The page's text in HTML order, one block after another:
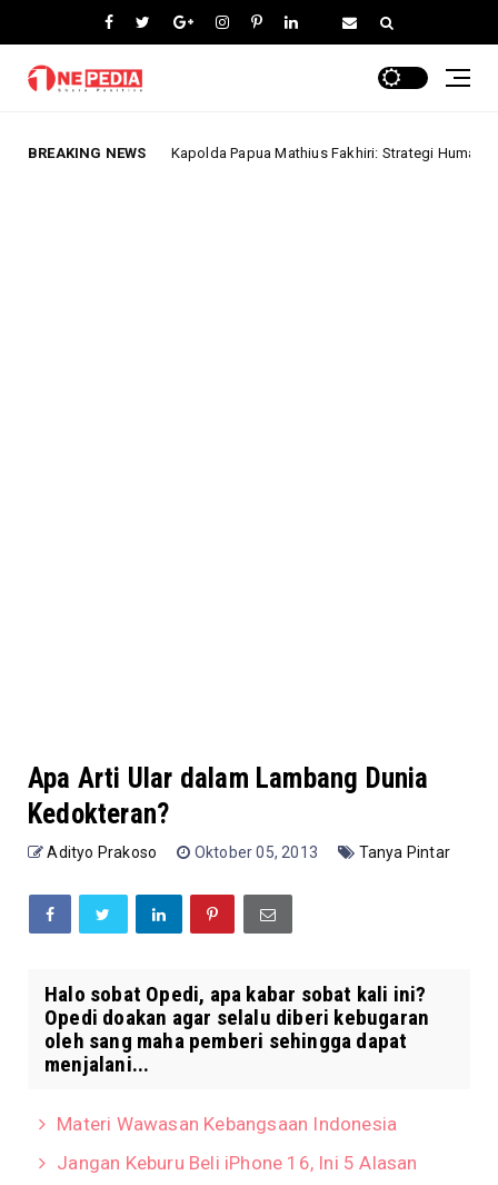
BREAKING NEWS
Kapolda Papua Mathius Fakhiri: Strategi Humanis Jaga Papua Tetap
Apa Arti Ular dalam Lambang Dunia
Kedokteran?
Adityo Prakoso Oktober 05, 2013 Tanya Pintar
Halo sobat Opedi, apa kabar sobat kali ini?
Opedi doakan agar selalu diberi kebugaran
oleh sang maha pemberi sehingga dapat
menjalani...
Materi Wawasan Kebangsaan Indonesia
Jangan Keburu Beli iPhone 16, Ini 5 Alasan